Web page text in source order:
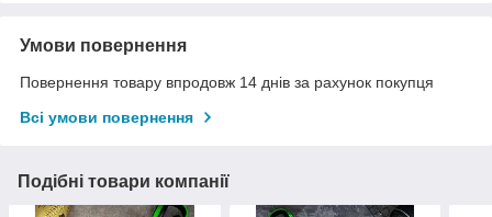
Умови повернення
Повернення товару впродовж 14 днів за рахунок покупця
Всі умови повернення
Подібні товари компанії